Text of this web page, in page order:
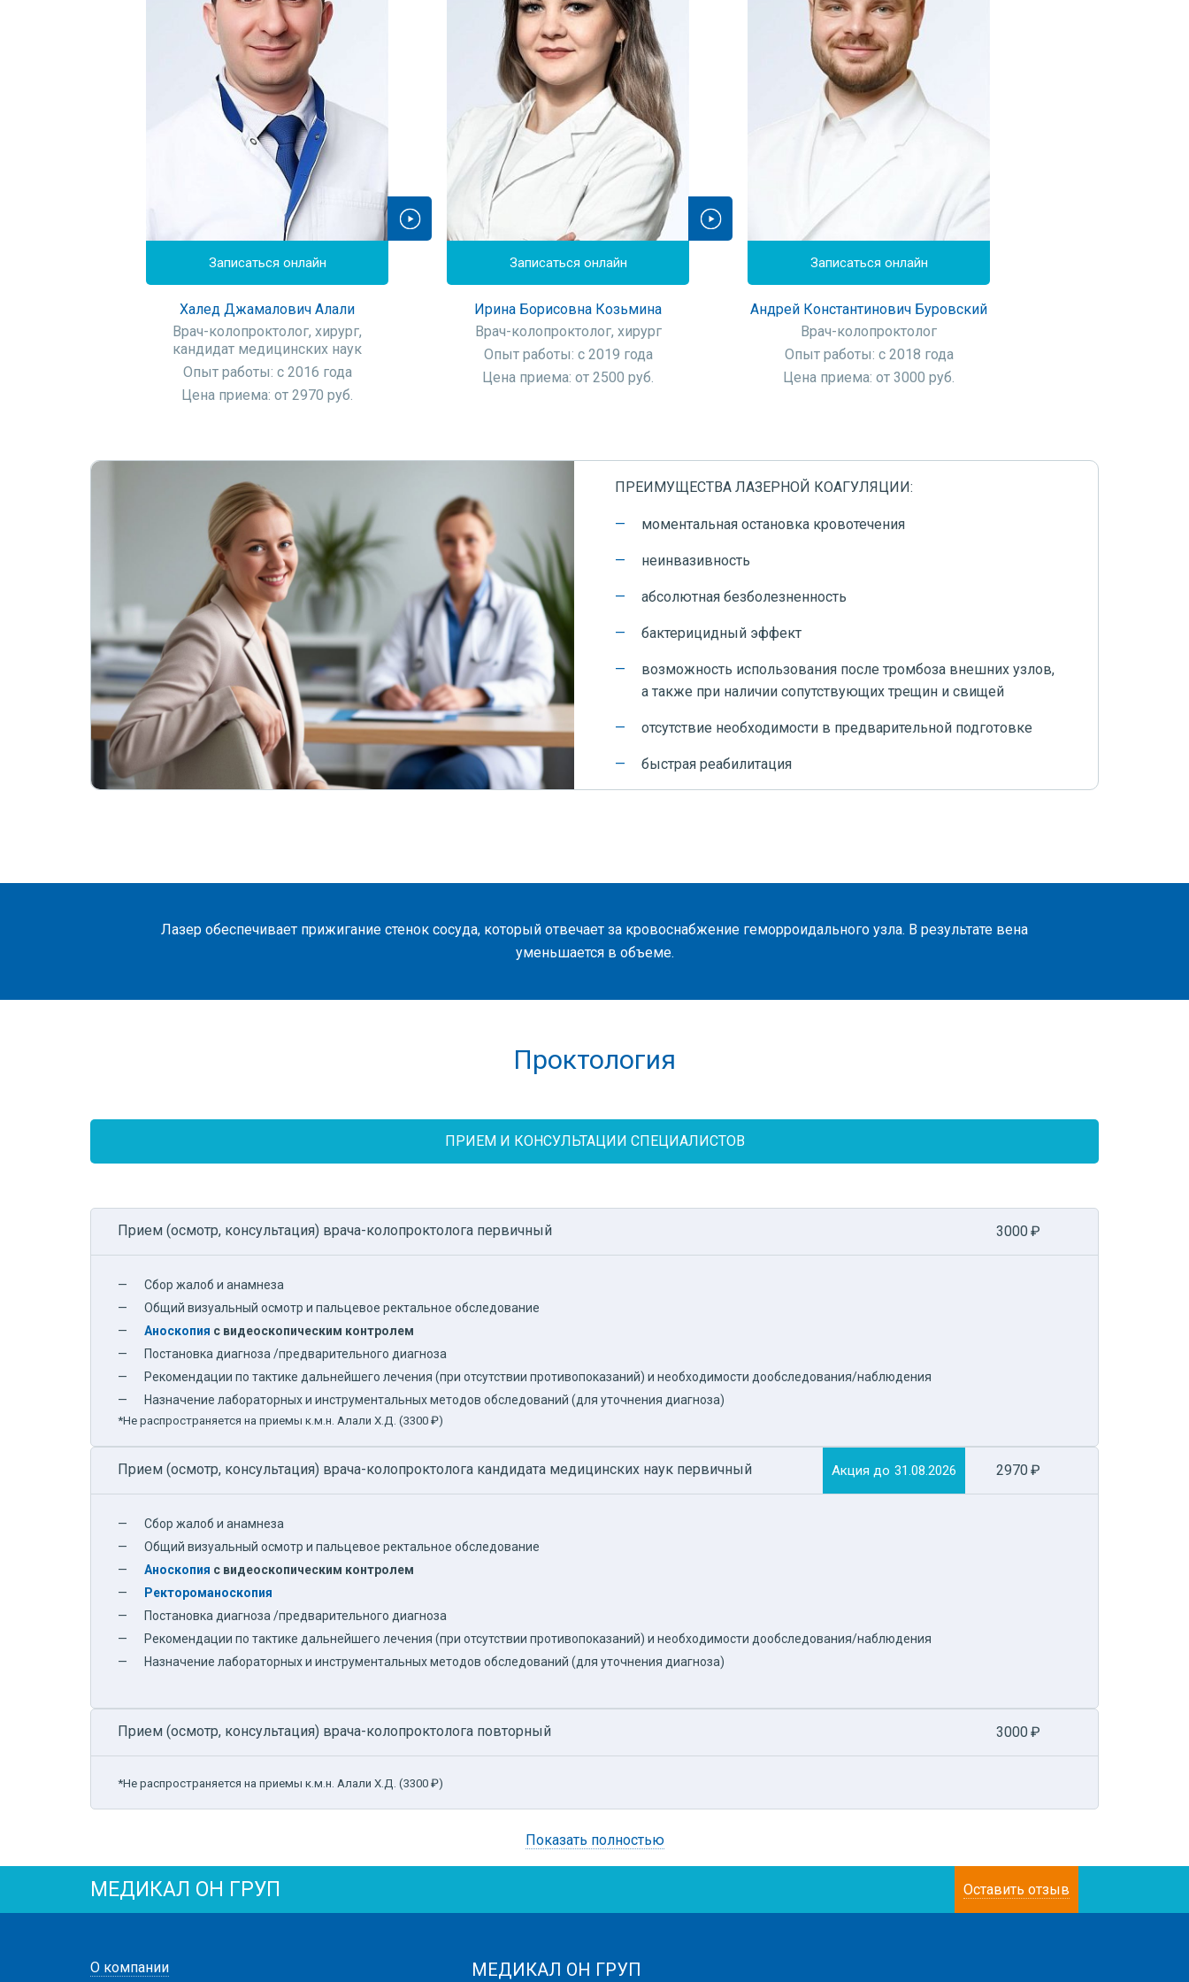
Записаться онлайн
Халед Джамалович Алали
Врач-колопроктолог, хирург,
кандидат медицинских наук
Опыт работы: с 2016 года
Цена приема: от 2970 руб.
Записаться онлайн
Ирина Борисовна Козьмина
Врач-колопроктолог, хирург
Опыт работы: с 2019 года
Цена приема: от 2500 руб.
Записаться онлайн
Андрей Константинович Буровский
Врач-колопроктолог
Опыт работы: с 2018 года
Цена приема: от 3000 руб.
ПРЕИМУЩЕСТВА ЛАЗЕРНОЙ КОАГУЛЯЦИИ:
моментальная остановка кровотечения
неинвазивность
абсолютная безболезненность
бактерицидный эффект
возможность использования после тромбоза внешних узлов,
а также при наличии сопутствующих трещин и свищей
отсутствие необходимости в предварительной подготовке
быстрая реабилитация
Лазер обеспечивает прижигание стенок сосуда, который отвечает за кровоснабжение геморроидального узла. В результате вена
уменьшается в объеме.
Проктология
ПРИЕМ И КОНСУЛЬТАЦИИ СПЕЦИАЛИСТОВ
Прием (осмотр, консультация) врача-колопроктолога первичный 3000 ₽
Сбор жалоб и анамнеза
Общий визуальный осмотр и пальцевое ректальное обследование
Аноскопия с видеоскопическим контролем
Постановка диагноза /предварительного диагноза
Рекомендации по тактике дальнейшего лечения (при отсутствии противопоказаний) и необходимости дообследования/наблюдения
Назначение лабораторных и инструментальных методов обследований (для уточнения диагноза)
*Не распространяется на приемы к.м.н. Алали Х.Д. (3300 ₽)
Прием (осмотр, консультация) врача-колопроктолога кандидата медицинских наук первичный Акция до 31.08.2026 2970 ₽
Сбор жалоб и анамнеза
Общий визуальный осмотр и пальцевое ректальное обследование
Аноскопия с видеоскопическим контролем
Ректороманоскопия
Постановка диагноза /предварительного диагноза
Рекомендации по тактике дальнейшего лечения (при отсутствии противопоказаний) и необходимости дообследования/наблюдения
Назначение лабораторных и инструментальных методов обследований (для уточнения диагноза)
Прием (осмотр, консультация) врача-колопроктолога повторный 3000 ₽
*Не распространяется на приемы к.м.н. Алали Х.Д. (3300 ₽)
Показать полностью
МЕДИКАЛ ОН ГРУП Оставить отзыв
О компании МЕДИКАЛ ОН ГРУП